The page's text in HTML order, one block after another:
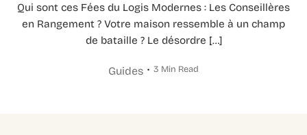
Qui sont ces Fées du Logis Modernes : Les Conseillères
en Rangement ? Votre maison ressemble à un champ
de bataille ? Le désordre […]
Guides 3 Min Read